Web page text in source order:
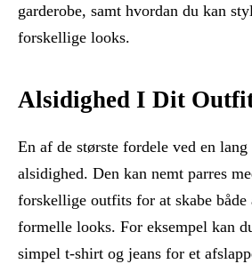
garderobe, samt hvordan du kan
forskellige looks.
Alsidighed I Dit
En af de største fordele ved en lang
alsidighed. Den kan nemt parres
forskellige outfits for at skabe både
formelle looks. For eksempel kan
simpel t-shirt og jeans for et